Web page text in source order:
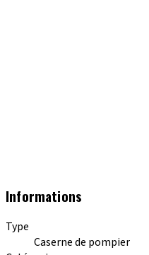
Informations
Type
Caserne de pompier